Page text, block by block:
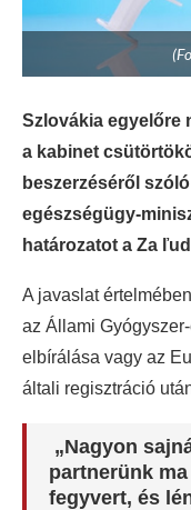
Szlovákia egyelőre
a kabinet
beszerzéséről
egészségügy-
határozatot a Za
A javaslat
az Állami
elbírálása vagy az
általi regisztráció
„Nagyon
partnerünk
fegyvert, és